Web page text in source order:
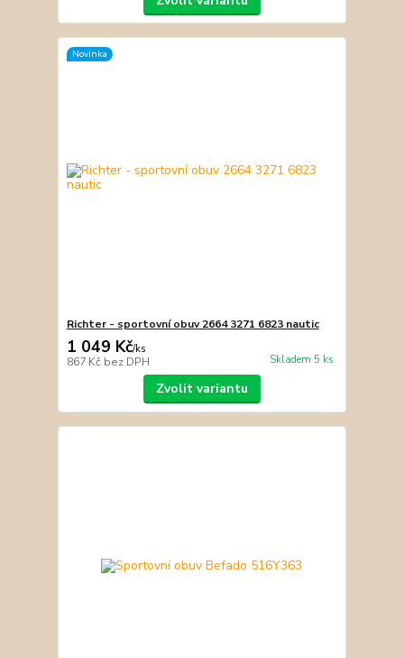
Novinka
Richter - sportovní obuv 2664 3271 6823 nautic
1 049 Kč/ks
867 Kč bez DPH Skladem 5 ks
Zvolit variantu